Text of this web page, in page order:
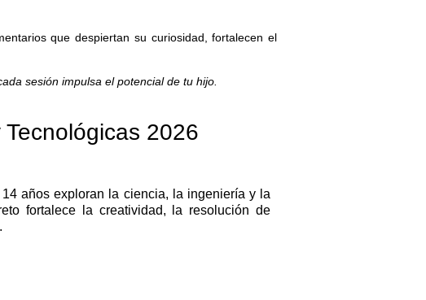
que despiertan su curiosidad, fortalecen el
sesión impulsa el potencial de tu hijo.
2026
años exploran la ciencia, la ingeniería y la
fortalece la creatividad, la resolución de